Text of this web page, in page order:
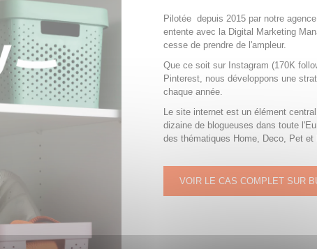
Pilotée depuis 2015 par notre
entente avec la Digital Marketing
cesse de prendre de l'ampleur.
Que ce soit sur Instagram (170K
Pinterest, nous développons une
chaque année.
Le site internet est un élément
dizaine de blogueuses dans toute
des thématiques Home, Deco, Pet et
VOIR LE CAS COMPLET SUR